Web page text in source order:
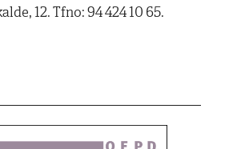
12. Tfno: 94 424 10 65.